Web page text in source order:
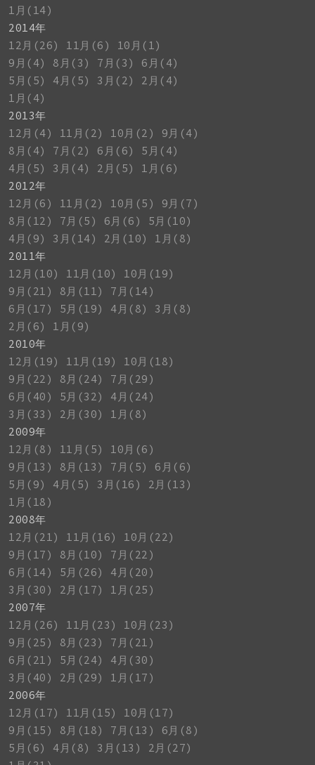
1月(14)
2014年
12月(26)
11月(6)
10月(1)
9月(4)
8月(3) 7月(3)
6月(4)
5月(5)
4月(5) 3月(2)
2月(4)
1月(4)
2013年
12月(4)
11月(2) 10月(2)
9月(4)
8月(4)
7月(2) 6月(6)
5月(4)
4月(5)
3月(4) 2月(5)
1月(6)
2012年
12月(6)
11月(2) 10月(5)
9月(7)
8月(12)
7月(5) 6月(6)
5月(10)
4月(9)
3月(14) 2月(10)
1月(8)
2011年
12月(10)
11月(10)
10月(19)
9月(21)
8月(11)
7月(14)
6月(17)
5月(19) 4月(8)
3月(8)
2月(6)
1月(9)
2010年
12月(19)
11月(19)
10月(18)
9月(22)
8月(24)
7月(29)
6月(40)
5月(32)
4月(24)
3月(33)
2月(30)
1月(8)
2009年
12月(8)
11月(5)
10月(6)
9月(13)
8月(13) 7月(5)
6月(6)
5月(9)
4月(5) 3月(16)
2月(13)
1月(18)
2008年
12月(21)
11月(16)
10月(22)
9月(17)
8月(10)
7月(22)
6月(14)
5月(26)
4月(20)
3月(30)
2月(17)
1月(25)
2007年
12月(26)
11月(23)
10月(23)
9月(25)
8月(23)
7月(21)
6月(21)
5月(24)
4月(30)
3月(40)
2月(29)
1月(17)
2006年
12月(17)
11月(15)
10月(17)
9月(15)
8月(18) 7月(13)
6月(8)
5月(6)
4月(8) 3月(13)
2月(27)